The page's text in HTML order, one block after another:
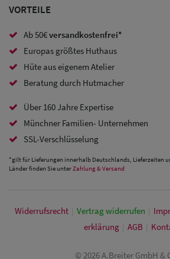
Baseball
Caps
Sale: Army
Caps
Sale:
Trucker
Caps
Sale: Caps
Ohrenschutz
VORTEILE
Ab 50€versandkostenfrei*
Europas größtes Huthaus
Hüte aus eigenem Atelier
Beratung durch Hutmacher
Über 160 Jahre Expertise
Münchner Familien- Unternehmen
SSL-Verschlüsselung
*gilt für Lieferungen innerhalb Deutschlands, Lieferzeiten
Länder finden Sie unterZahlung & Versand
Widerrufs­recht Vertrag widerrufen
erklärung
AGB
© 2026 A.Breiter GmbH &